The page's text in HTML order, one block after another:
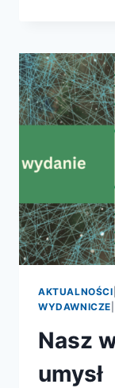
AKTUALNOŚCI
WYDAWNICZE
Nasz
umysł